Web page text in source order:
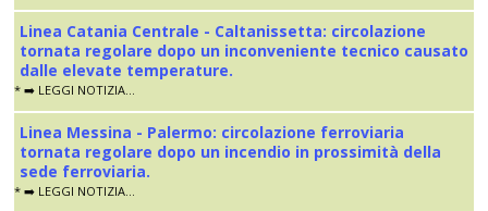
Linea Catania Centrale - Caltanissetta: circolazione
tornata regolare dopo un inconveniente tecnico causato
dalle elevate temperature.
* ➡️ LEGGI NOTIZIA...
Linea Messina - Palermo: circolazione ferroviaria
tornata regolare dopo un incendio in prossimità della
sede ferroviaria.
* ➡️ LEGGI NOTIZIA...